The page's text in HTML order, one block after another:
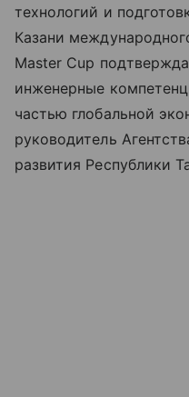
технологий и
Казани
Master Cup
инженерные
частью глобальной
руководитель
развития Республики